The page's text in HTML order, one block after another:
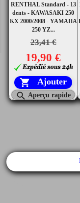
RENTHAL Standard - 13
dents - KAWASAKI 250
KX 2000/2008 - YAMAHA
250 YZ...
23,41 €
19,90 €
 Ajouter
 Aperçu rapide